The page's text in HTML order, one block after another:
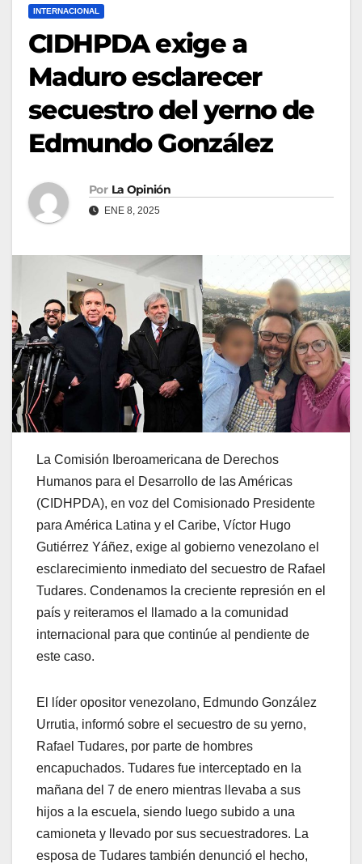
INTERNACIONAL
CIDHPDA exige a
Maduro esclarecer
secuestro del yerno de
Edmundo González
Por La Opinión
ENE 8, 2025
La Comisión Iberoamericana de Derechos
Humanos para el Desarrollo de las Américas
(CIDHPDA), en voz del Comisionado Presidente
para América Latina y el Caribe, Víctor Hugo
Gutiérrez Yáñez, exige al gobierno venezolano el
esclarecimiento inmediato del secuestro de Rafael
Tudares. Condenamos la creciente represión en el
país y reiteramos el llamado a la comunidad
internacional para que continúe al pendiente de
este caso.
El líder opositor venezolano, Edmundo González
Urrutia, informó sobre el secuestro de su yerno,
Rafael Tudares, por parte de hombres
encapuchados. Tudares fue interceptado en la
mañana del 7 de enero mientras llevaba a sus
hijos a la escuela, siendo luego subido a una
camioneta y llevado por sus secuestradores. La
esposa de Tudares también denunció el hecho,